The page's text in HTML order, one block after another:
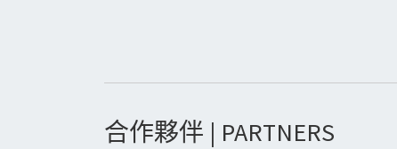
合作夥伴 | PARTNERS